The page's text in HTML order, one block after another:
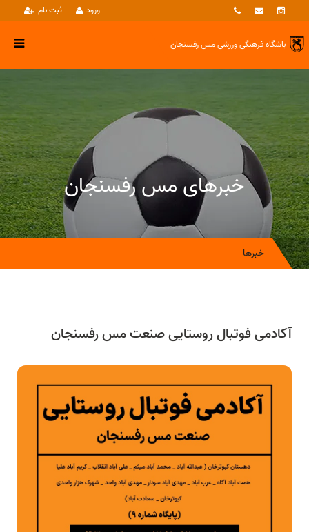
ثبت نام ورود
باشگاه فرهنگی ورزشیمس رفسنجان
خبرهای مس رفسنجان
خبرها
آکادمی فوتبال روستایی صنعت مس رفسنجان